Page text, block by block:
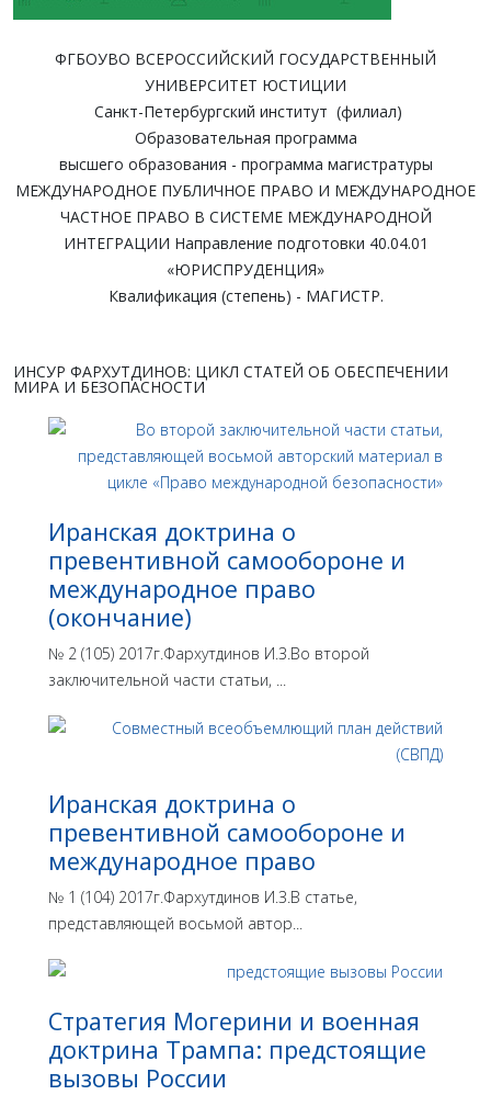
ФГБОУВО ВСЕРОССИЙСКИЙ ГОСУДАРСТВЕННЫЙ
УНИВЕРСИТЕТ ЮСТИЦИИ
Санкт-Петербургский институт (филиал)
Образовательная программа
высшего образования - программа магистратуры
МЕЖДУНАРОДНОЕ ПУБЛИЧНОЕ ПРАВО И МЕЖДУНАРОДНОЕ
ЧАСТНОЕ ПРАВО В СИСТЕМЕ МЕЖДУНАРОДНОЙ
ИНТЕГРАЦИИ Направление подготовки 40.04.01
«ЮРИСПРУДЕНЦИЯ»
Квалификация (степень) - МАГИСТР.
ИНСУР ФАРХУТДИНОВ: ЦИКЛ СТАТЕЙ ОБ ОБЕСПЕЧЕНИИ
МИРА И БЕЗОПАСНОСТИ
Иранская доктрина о
превентивной самообороне и
международное право
(окончание)
№ 2 (105) 2017г.Фархутдинов И.З.Во второй
заключительной части статьи, ...
Иранская доктрина о
превентивной самообороне и
международное право
№ 1 (104) 2017г.Фархутдинов И.З.В статье,
представляющей восьмой автор...
Стратегия Могерини и военная
доктрина Трампа: предстоящие
вызовы России